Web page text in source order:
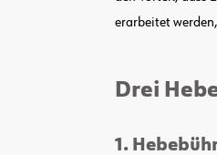
erarbeitet werden,
Drei
1.